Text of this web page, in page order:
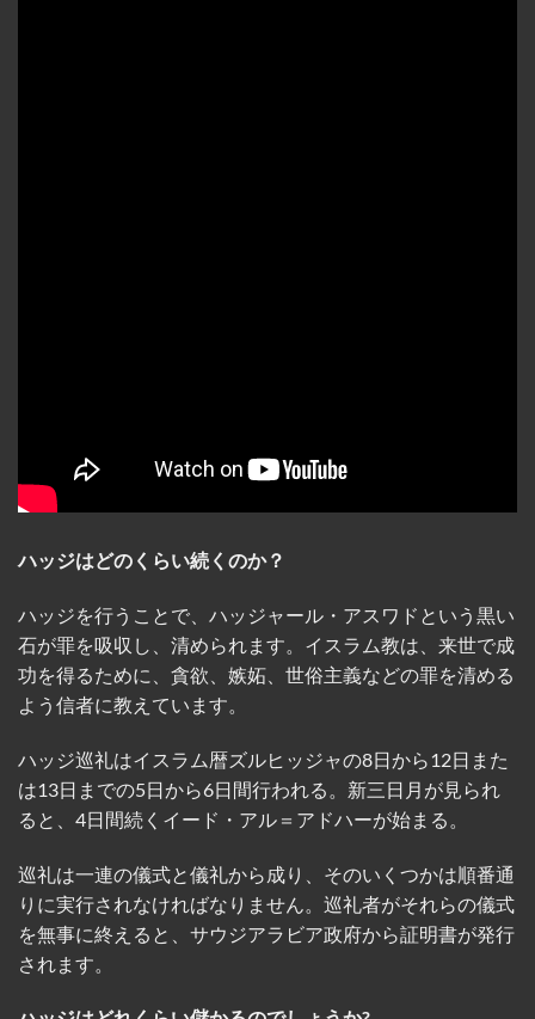
ハッジはどのくらい続くのか？
ハッジを行うことで、ハッジャール・アスワドという黒い
石が罪を吸収し、清められます。イスラム教は、来世で成
功を得るために、貪欲、嫉妬、世俗主義などの罪を清める
よう信者に教えています。
ハッジ巡礼はイスラム暦ズルヒッジャの8日から12日また
は13日までの5日から6日間行われる。新三日月が見られ
ると、4日間続くイード・アル＝アドハーが始まる。
巡礼は一連の儀式と儀礼から成り、そのいくつかは順番通
りに実行されなければなりません。巡礼者がそれらの儀式
を無事に終えると、サウジアラビア政府から証明書が発行
されます。